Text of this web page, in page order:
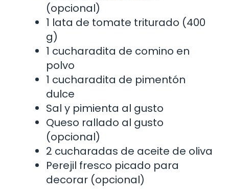
(opcional)
1 lata de tomate triturado (400
g)
1 cucharadita de comino en
polvo
1 cucharadita de pimentón
dulce
Sal y pimienta al gusto
Queso rallado al gusto
(opcional)
2 cucharadas de aceite de oliva
Perejil fresco picado para
decorar (opcional)